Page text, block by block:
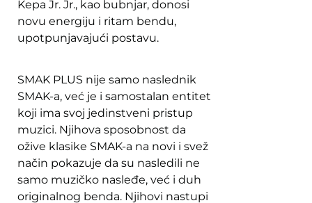
Kepa Jr. Jr., kao bubnjar, donosi
novu energiju i ritam bendu,
upotpunjavajući postavu.
SMAK PLUS nije samo naslednik
SMAK-a, već je i samostalan entitet
koji ima svoj jedinstveni pristup
muzici. Njihova sposobnost da
ožive klasike SMAK-a na novi i svež
način pokazuje da su nasledili ne
samo muzičko nasleđe, već i duh
originalnog benda. Njihovi nastupi